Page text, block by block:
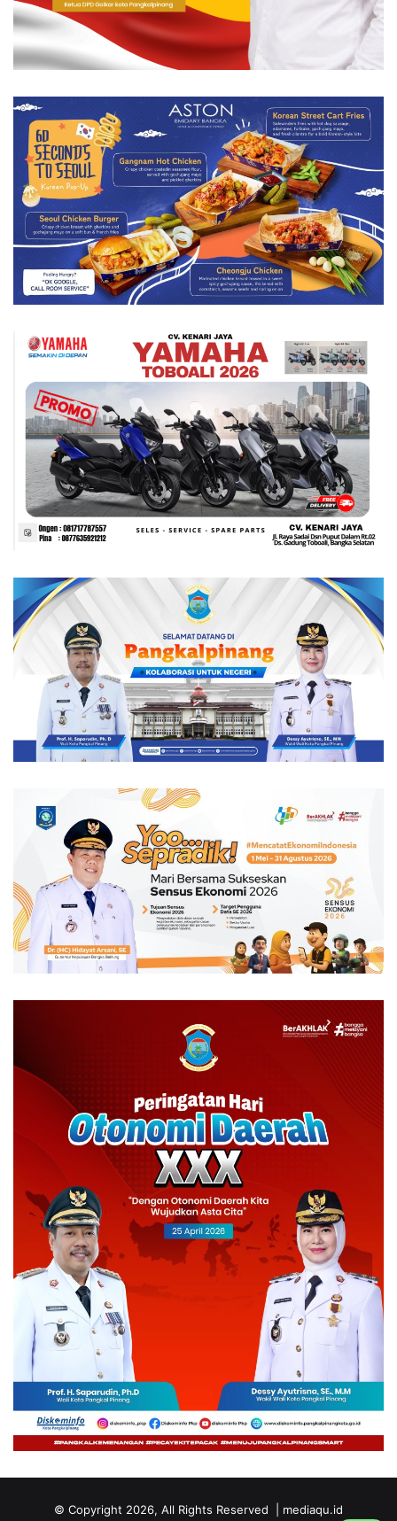
© Copyright 2026, All Rights Reserved | mediaqu.id